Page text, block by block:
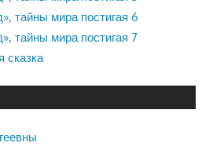
тайны мира постигая 6
тайны мира постигая 7
сказка